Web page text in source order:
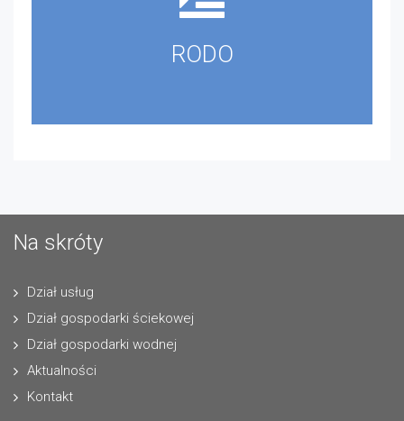
RODO
Na skróty
Dział usług
Dział gospodarki ściekowej
Dział gospodarki wodnej
Aktualności
Kontakt